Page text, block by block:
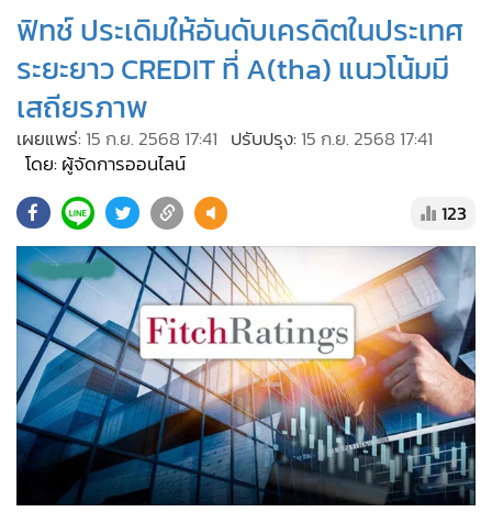
ผู้จัดการรายวัน
• คอลัมนิสต์
• ละคร
• CbizReview
• Cyber BIZ
• Good health & Well-being
• Green Innovation & SD
• Management & HR
• MGR Live
Infographic
• การเมือง
• ท่องเที่ยว
• กีฬา
ต่างประเทศ
ฟิทช์ ประเดิมให้อันดับเครดิตในประเทศ
ระยะยาว CREDIT ที่ A(tha) แนวโน้มมี
เสถียรภาพ
เผยแพร่: 15 ก.ย. 2568 17:41 ปรับปรุง: 15 ก.ย. 2568 17:41
โดย: ผู้จัดการออนไลน์
123